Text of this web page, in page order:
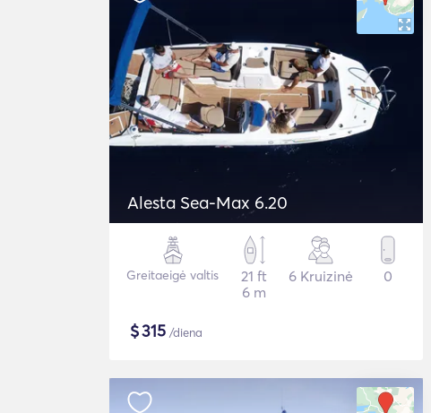
Alesta Sea-Max 6.20
Greitaeigė valtis
21 ft
6 m
6 Kruizinė 0
$315 /diena